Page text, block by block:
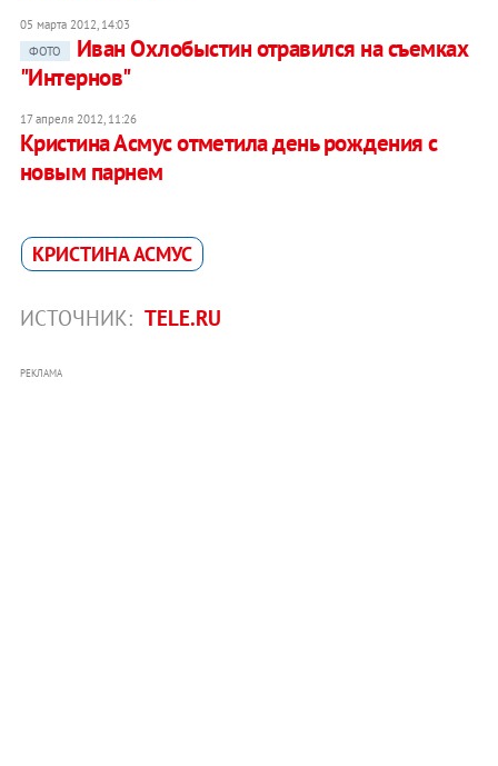
05 марта 2012, 14:03
ФОТО
Иван Охлобыстин отравился на съемках
"Интернов"
17 апреля 2012, 11:26
Кристина Асмус отметила день рождения с
новым парнем
КРИСТИНА АСМУС
ИСТОЧНИК: TELE.RU
РЕКЛАМА